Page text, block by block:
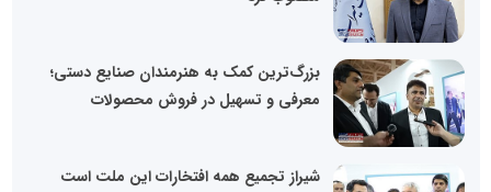
بزرگ‌ترین کمک به هنرمندان صنایع دستی؛
معرفی و تسهیل در فروش محصولات
شیراز تجمیع همه افتخارات این ملت است